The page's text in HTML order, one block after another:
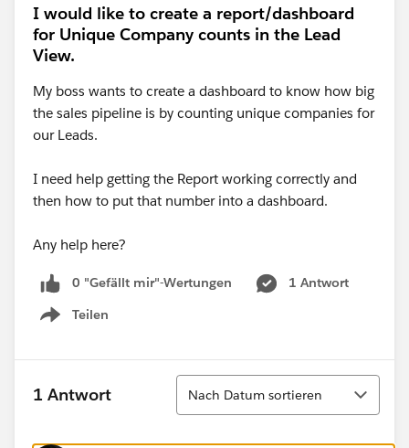
I would like to create a report/dashboard
for Unique Company counts in the Lead
View.
My boss wants to create a dashboard to know how big
the sales pipeline is by counting unique companies for
our Leads.
I need help getting the Report working correctly and
then how to put that number into a dashboard.
Any help here?
0 "Gefällt mir"-Wertungen
1 Antwort
Teilen
Show menu
1 Antwort
Sortieren
Nach Datum sortieren